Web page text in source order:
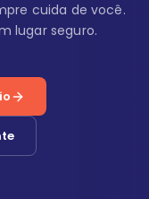
cuida de você.
lugar seguro.